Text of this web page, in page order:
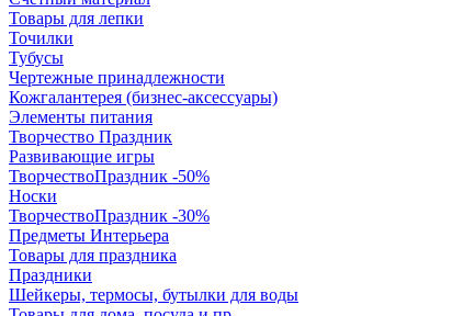
Товары для лепки
Точилки
Тубусы
Чертежные принадлежности
Кожгалантерея (бизнес-аксессуары)
Элементы питания
Творчество Праздник
Развивающие игры
ТворчествоПраздник -50%
Носки
ТворчествоПраздник -30%
Предметы Интерьера
Товары для праздника
Праздники
Шейкеры, термосы, бутылки для воды